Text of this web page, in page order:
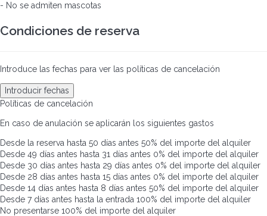
- No se admiten mascotas
Condiciones de reserva
Introduce las fechas para ver las políticas de cancelación
Introducir fechas
Políticas de cancelación
En caso de anulación se aplicarán los siguientes gastos
Desde la reserva hasta 50 días antes 50% del importe del alquiler
Desde 49 días antes hasta 31 días antes 0% del importe del alquiler
Desde 30 días antes hasta 29 días antes 0% del importe del alquiler
Desde 28 días antes hasta 15 días antes 0% del importe del alquiler
Desde 14 días antes hasta 8 días antes 50% del importe del alquiler
Desde 7 días antes hasta la entrada 100% del importe del alquiler
No presentarse 100% del importe del alquiler